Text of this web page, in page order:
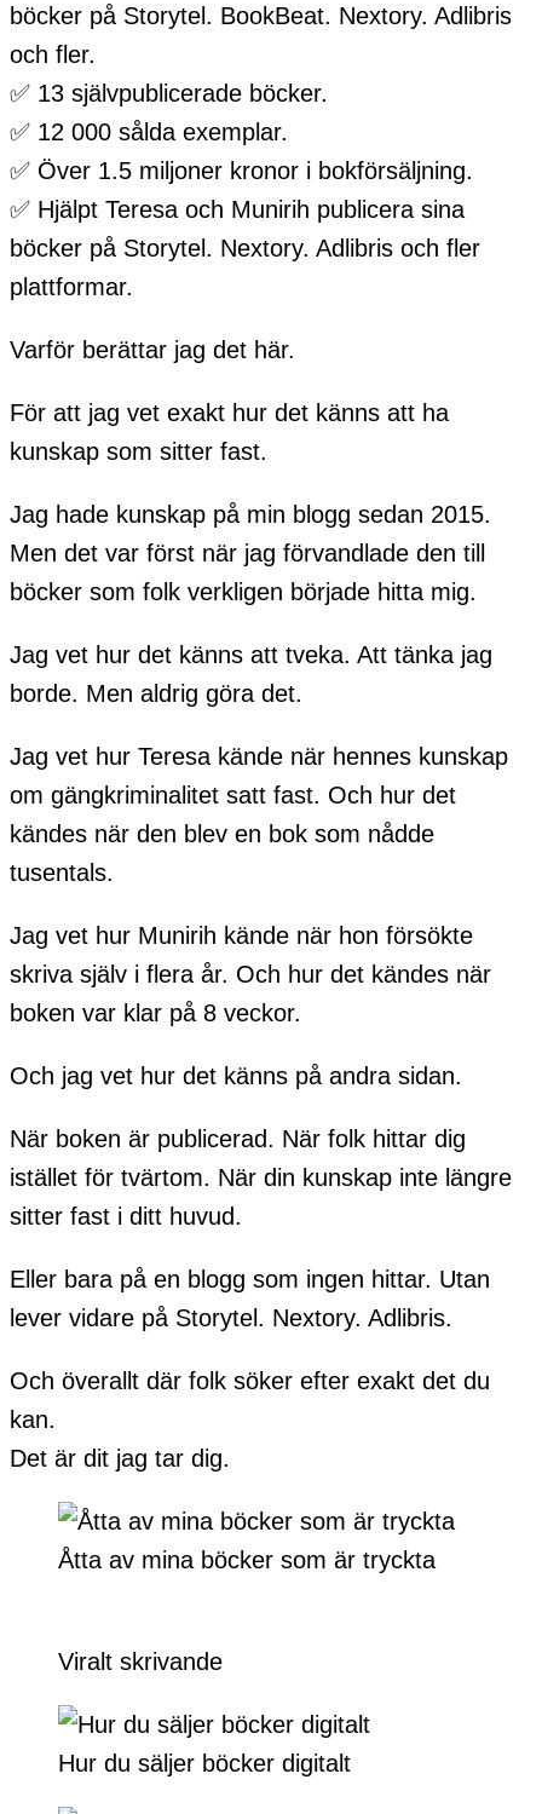
böcker på Storytel. BookBeat. Nextory. Adlibris
och fler.
✅ 13 självpublicerade böcker.
✅ 12 000 sålda exemplar.
✅ Över 1.5 miljoner kronor i bokförsäljning.
✅ Hjälpt Teresa och Munirih publicera sina
böcker på Storytel. Nextory. Adlibris och fler
plattformar.
Varför berättar jag det här.
För att jag vet exakt hur det känns att ha
kunskap som sitter fast.
Jag hade kunskap på min blogg sedan 2015.
Men det var först när jag förvandlade den till
böcker som folk verkligen började hitta mig.
Jag vet hur det känns att tveka. Att tänka jag
borde. Men aldrig göra det.
Jag vet hur Teresa kände när hennes kunskap
om gängkriminalitet satt fast. Och hur det
kändes när den blev en bok som nådde
tusentals.
Jag vet hur Munirih kände när hon försökte
skriva själv i flera år. Och hur det kändes när
boken var klar på 8 veckor.
Och jag vet hur det känns på andra sidan.
När boken är publicerad. När folk hittar dig
istället för tvärtom. När din kunskap inte längre
sitter fast i ditt huvud.
Eller bara på en blogg som ingen hittar. Utan
lever vidare på Storytel. Nextory. Adlibris.
Och överallt där folk söker efter exakt det du
kan.
Det är dit jag tar dig.
Åtta av mina böcker som är tryckta
Viralt skrivande
Hur du säljer böcker digitalt